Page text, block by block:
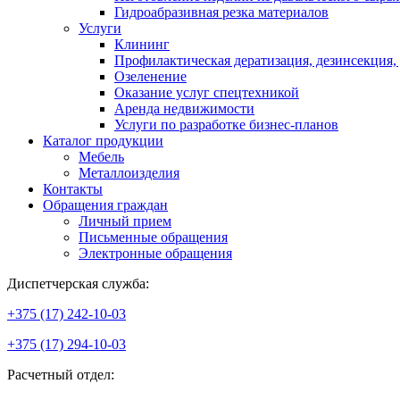
Гидроабразивная резка материалов
Услуги
Клининг
Профилактическая дератизация,
Озеленение
Оказание услуг спецтехникой
Аренда недвижимости
Услуги по разработке бизнес-планов
Каталог продукции
Мебель
Металлоизделия
Контакты
Обращения граждан
Личный прием
Письменные обращения
Электронные обращения
Диспетчерская служба:
+375 (17) 242-10-03
+375 (17) 294-10-03
Расчетный отдел: